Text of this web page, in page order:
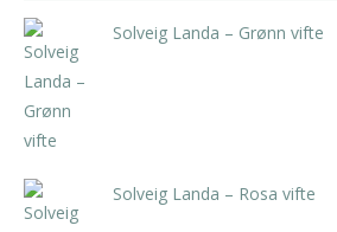
Solveig Landa – Grønn vifte
Solveig Landa – Rosa vifte